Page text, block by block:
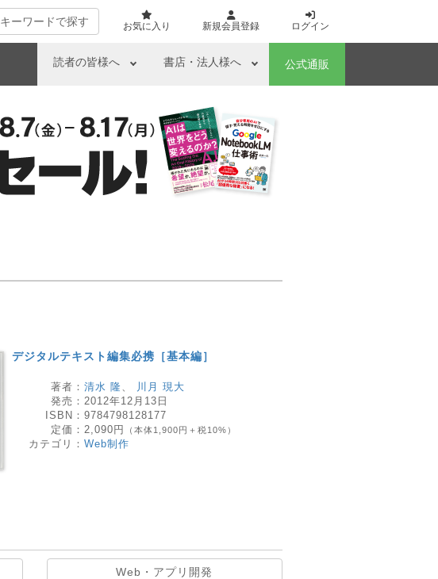
キーワードで探す お気に入り 新規会員登録 ログイン
読者の皆様へ 書店・法人様へ 公式通販
デジタルテキスト編集必携［基本編］
著者： 清水 隆、
川月 現大
発売： 2012年12月13日
ISBN： 9784798128177
定価： 2,090円 （本体1,900円＋税10%）
カテゴリ： Web制作
Web・アプリ開発